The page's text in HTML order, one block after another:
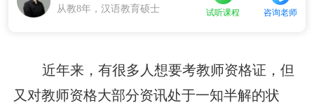
从教8年，汉语教育硕士 试听课程 咨询老师
近年来，有很多人想要考教师资格证，但
又对教师资格大部分资讯处于一知半解的状